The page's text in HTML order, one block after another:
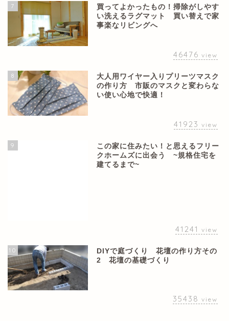
7
買ってよかったもの！掃除がしやす
い洗えるラグマット 買い替えで家
事楽なリビングへ
46476 view
8
大人用ワイヤー入りプリーツマスク
の作り方 市販のマスクと変わらな
い使い心地で快適！
41923 view
9
この家に住みたい！と思えるフリー
クホームズに出会う ~規格住宅を
建てるまで~
41241 view
10
DIYで庭づくり 花壇の作り方その
2 花壇の基礎づくり
35438 view